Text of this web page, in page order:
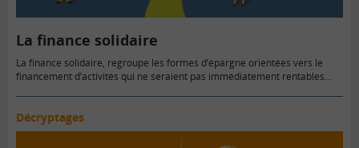
La finance solidaire
La finance solidaire, regroupe les formes d’épargne orientées vers le
financement d’activités qui ne seraient pas immédiatement rentables…
Décryptages